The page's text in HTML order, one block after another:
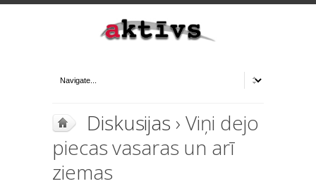
Diskusijas › Viņi dejo
piecas vasaras un arī
ziemas